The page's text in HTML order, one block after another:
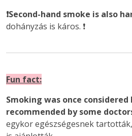
❗Second-hand smoke is also
dohányzás is káros. ❗
Fun fact:
Smoking was once
recommended by some
egykor egészségesnek